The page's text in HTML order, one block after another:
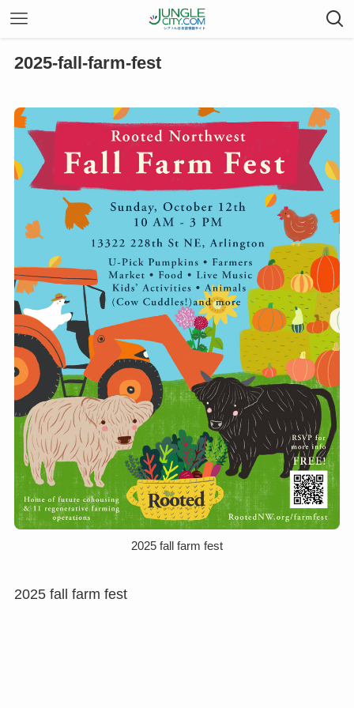
2025-fall-farm-fest
2025 fall farm fest
2025 fall farm fest